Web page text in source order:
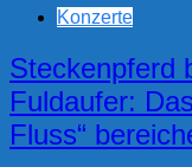
Konzerte
Steckenpferd
Fuldaufer:
Fluss“